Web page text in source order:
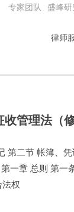
专家团队 盛峰研
律师
管理法（修
第二节 帐簿、
一章 总则 第一
权